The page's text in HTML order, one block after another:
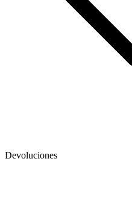
Devoluciones